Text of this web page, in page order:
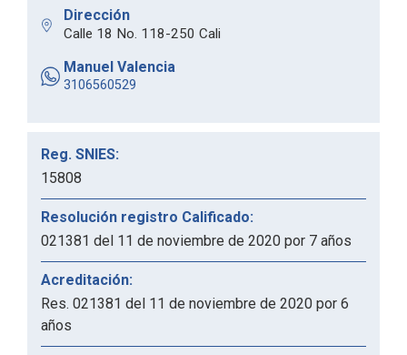
Dirección
Calle 18 No. 118-250 Cali
Manuel Valencia
3106560529
Reg. SNIES:
15808
Resolución registro Calificado:
021381 del 11 de noviembre de 2020 por 7 años
Acreditación:
Res. 021381 del 11 de noviembre de 2020 por 6
años